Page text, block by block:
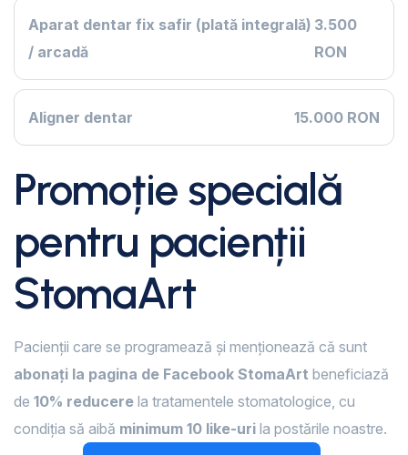
Aparat dentar fix safir (plată integrală)
/ arcadă
3.500
RON
Aligner dentar 15.000 RON
Promoție specială
pentru pacienții
StomaArt
Pacienții care se programează și menționează că sunt
abonați la pagina de Facebook StomaArt beneficiază
de 10% reducere la tratamentele stomatologice, cu
condiția să aibă minimum 10 like-uri la postările noastre.